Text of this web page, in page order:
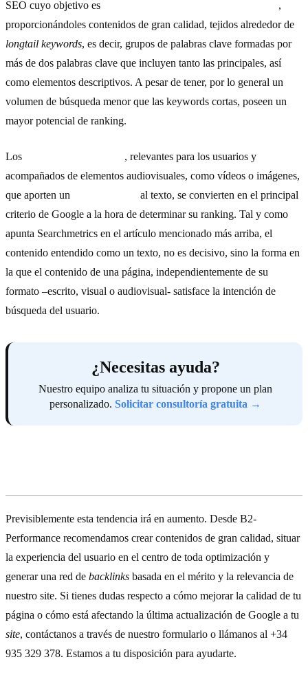
SEO cuyo objetivo es
,
proporcionándoles contenidos de gran calidad, tejidos alrededor de
longtail keywords, es decir, grupos de palabras clave formadas por
más de dos palabras clave que incluyen tanto las principales, así
como elementos descriptivos. A pesar de tener, por lo general un
volumen de búsqueda menor que las keywords cortas, poseen un
mayor potencial de ranking.
Los
, relevantes para los usuarios y
acompañados de elementos audiovisuales, como vídeos o imágenes,
que aporten un
al texto, se convierten en el principal
criterio de Google a la hora de determinar su ranking. Tal y como
apunta Searchmetrics en el artículo mencionado más arriba, el
contenido entendido como un texto, no es decisivo, sino la forma en
la que el contenido de una página, independientemente de su
formato –escrito, visual o audiovisual- satisface la intención de
búsqueda del usuario.
¿Necesitas ayuda?
Nuestro equipo analiza tu situación y propone un plan
personalizado. Solicitar consultoría gratuita →
Previsiblemente esta tendencia irá en aumento. Desde B2-
Performance recomendamos crear contenidos de gran calidad, situar
la experiencia del usuario en el centro de toda optimización y
generar una red de backlinks basada en el mérito y la relevancia de
nuestro site. Si tienes dudas respecto a cómo mejorar la calidad de tu
página o cómo está afectando la última actualización de Google a tu
site, contáctanos a través de nuestro formulario o llámanos al +34
935 329 378. Estamos a tu disposición para ayudarte.